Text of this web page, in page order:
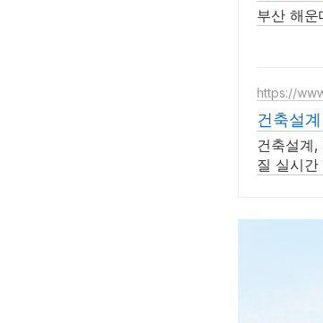
부산 해
https://
건축설
건축설계
질 실시